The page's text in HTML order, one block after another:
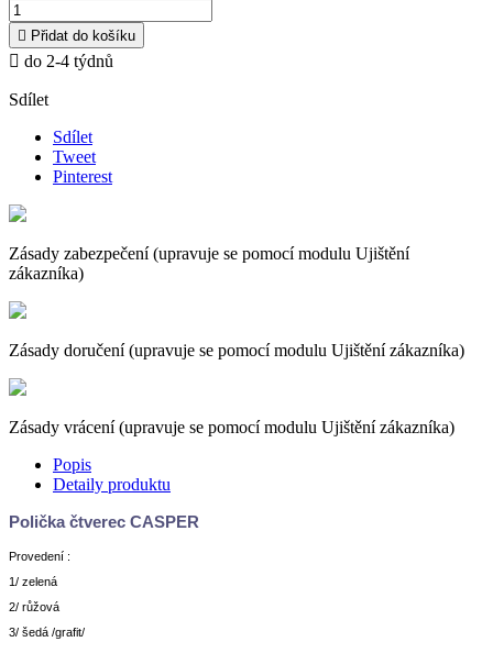
 Přidat do košíku
 do 2-4 týdnů
Sdílet
Sdílet
Tweet
Pinterest
Zásady zabezpečení (upravuje se pomocí modulu Ujištění
zákazníka)
Zásady doručení (upravuje se pomocí modulu Ujištění zákazníka)
Zásady vrácení (upravuje se pomocí modulu Ujištění zákazníka)
Popis
Detaily produktu
Polička čtverec CASPER
Provedení :
1/ zelená
2/ růžová
3/ šedá /grafit/